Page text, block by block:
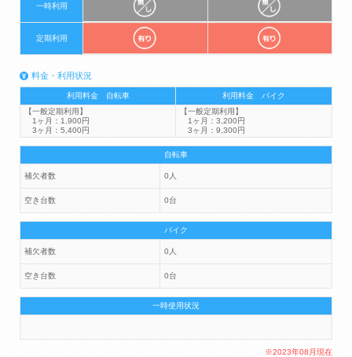
一時利用
定期利用
料金・利用状況
利用料金 自転車
利用料金 バイク
【一般定期利用】
1ヶ月：1,900円
3ヶ月：5,400円
【一般定期利用】
1ヶ月：3,200円
3ヶ月：9,300円
自転車
補欠者数 0人
空き台数 0台
バイク
補欠者数 0人
空き台数 0台
一時使用状況
※2023年08月現在